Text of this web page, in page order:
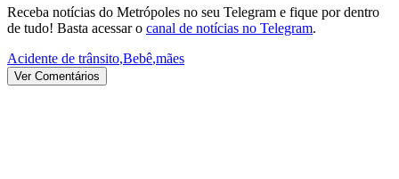
Receba notícias do Metrópoles no seu Telegram e fique por dentro
de tudo! Basta acessar o canal de notícias no Telegram.
Acidente de trânsito,Bebê,mães
Ver Comentários